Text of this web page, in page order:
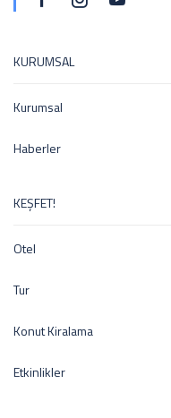
KURUMSAL
Kurumsal
Haberler
KEŞFET!
Otel
Tur
Konut Kiralama
Etkinlikler